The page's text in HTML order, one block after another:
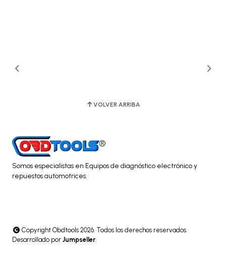
VOLVER ARRIBA
Somos especialistas en Equipos de diagnóstico electrónico y
repuestos automotrices.
Copyright Obdtools 2026. Todos los derechos reservados.
Desarrollado por Jumpseller.